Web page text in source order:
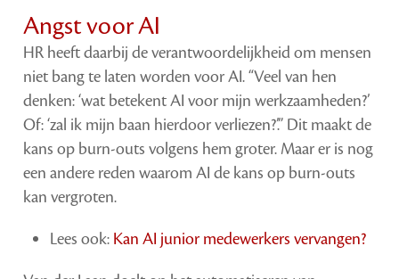
Angst voor AI
HR heeft daarbij de verantwoordelijkheid om mensen
niet bang te laten worden voor AI. “Veel van hen
denken: ‘wat betekent AI voor mijn werkzaamheden?’
Of: ‘zal ik mijn baan hierdoor verliezen?’.” Dit maakt de
kans op burn-outs volgens hem groter. Maar er is nog
een andere reden waarom AI de kans op burn-outs
kan vergroten.
Lees ook: Kan AI junior medewerkers vervangen?